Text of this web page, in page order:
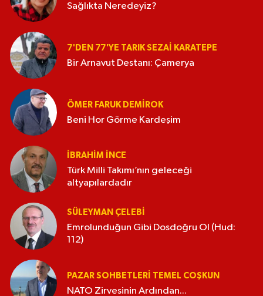
Sağlıkta Neredeyiz?
7'DEN 77'YE TARIK SEZAI KARATEPE
Bir Arnavut Destanı: Çamerya
ÖMER FARUK DEMIROK
Beni Hor Görme Kardeşim
İBRAHIM İNCE
Türk Milli Takımı’nın geleceği
altyapılardadır
SÜLEYMAN ÇELEBI
Emrolunduğun Gibi Dosdoğru Ol (Hud:
112)
PAZAR SOHBETLERI TEMEL COŞKUN
NATO Zirvesinin Ardından...